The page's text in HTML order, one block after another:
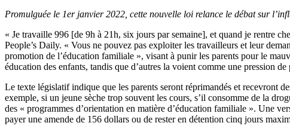
Promulguée le 1er janvier 2022, cette nouvelle loi relance le débat sur
« Je travaille 996 [de 9h à 21h, six jours par semaine], et quand je rentre
People’s Daily. « Vous ne pouvez pas exploiter les travailleurs et leur
promotion de l’éducation familiale », visant à punir les parents pour le
éducation des enfants, tandis que d’autres la voient comme une pression
Le texte législatif indique que les parents seront réprimandés et recevront
exemple, si un jeune sèche trop souvent les cours, s’il consomme de la
des « programmes d’orientation en matière d’éducation familiale ». Une
payer une amende de 156 dollars ou de resteren détention cinq jours